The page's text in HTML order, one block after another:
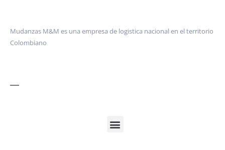
Mudanzas M&M es una empresa de logistica nacional en el territorio
Colombiano